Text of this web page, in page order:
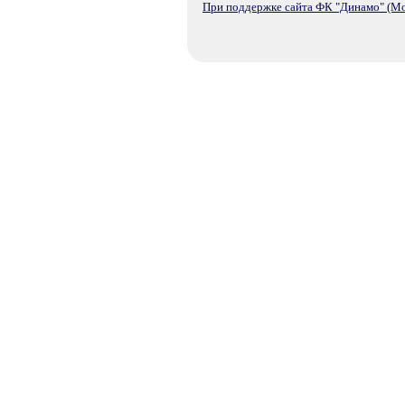
При поддержке сайта ФК "Динамо"